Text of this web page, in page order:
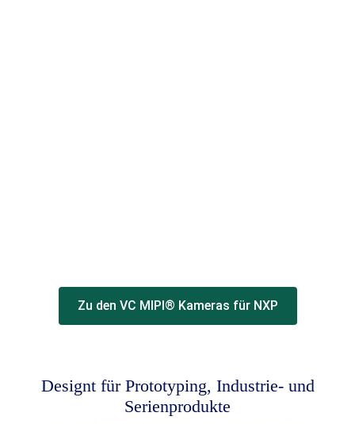
Zu den VC MIPI® Kameras für NXP
Designt für Prototyping, Industrie- und
Serienprodukte